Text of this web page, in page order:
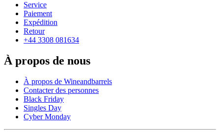
Service
Paiement
Expédition
Retour
+44 3308 081634
À propos de nous
À propos de Wineandbarrels
Contacter des personnes
Black Friday
Singles Day
Cyber Monday